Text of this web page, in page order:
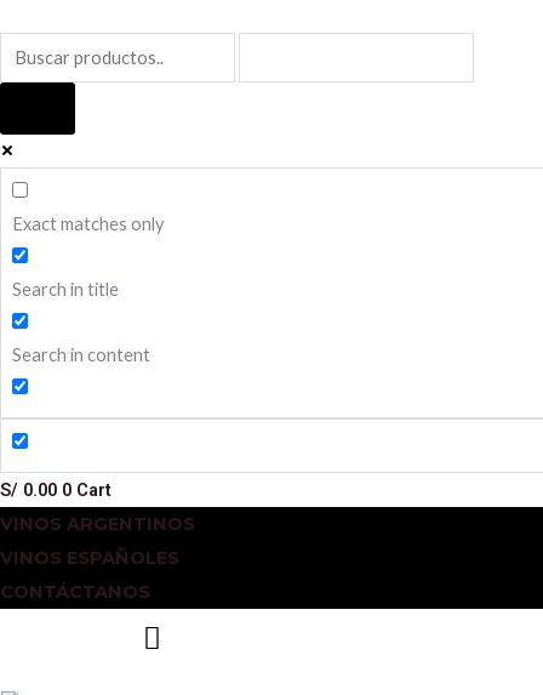
contenido
Exact matches only
Search in title
Search in content
S/ 0.00 0 Cart
VINOS ARGENTINOS
VINOS ESPAÑOLES
CONTÁCTANOS